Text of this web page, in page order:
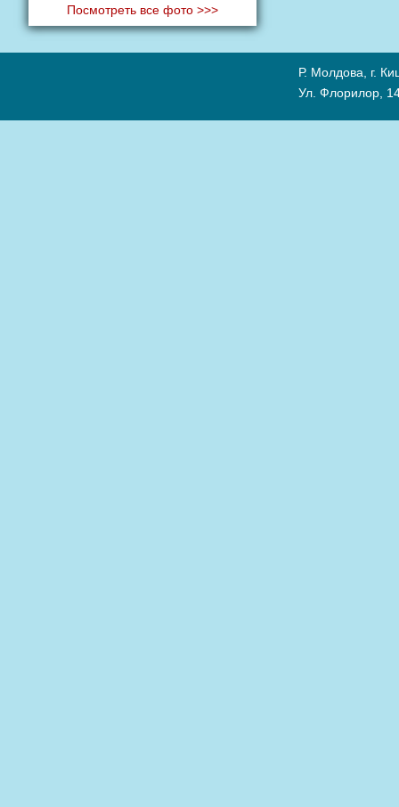
Посмотреть все фото >>>
Р. Молдова, г.
Ул. Флорилор,